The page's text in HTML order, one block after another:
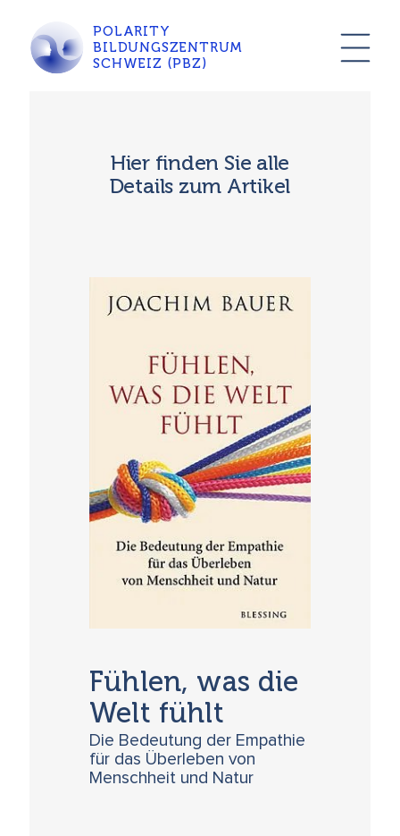
POLARITY
BILDUNGSZENTRUM
SCHWEIZ (PBZ)
Hier finden Sie alle
Details zum Artikel
Fühlen, was die
Welt fühlt
Die Bedeutung der Empathie
für das Überleben von
Menschheit und Natur